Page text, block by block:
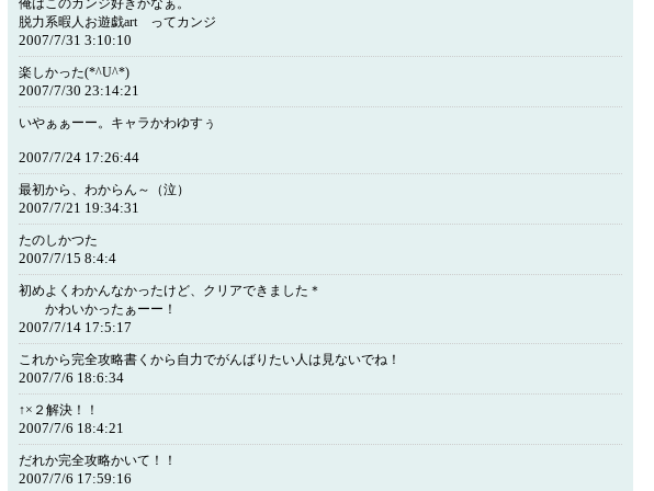
俺はこのカンジ好きかなぁ。
脱力系暇人お遊戯art ってカンジ
2007/7/31 3:10:10
楽しかった(*^U^*)
2007/7/30 23:14:21
いやぁぁーー。キャラかわゆすぅ
2007/7/24 17:26:44
最初から、わからん～（泣）
2007/7/21 19:34:31
たのしかつた
2007/7/15 8:4:4
初めよくわかんなかったけど、クリアできました＊
かわいかったぁーー！
2007/7/14 17:5:17
これから完全攻略書くから自力でがんばりたい人は見ないでね！
2007/7/6 18:6:34
↑×２解決！！
2007/7/6 18:4:21
だれか完全攻略かいて！！
2007/7/6 17:59:16